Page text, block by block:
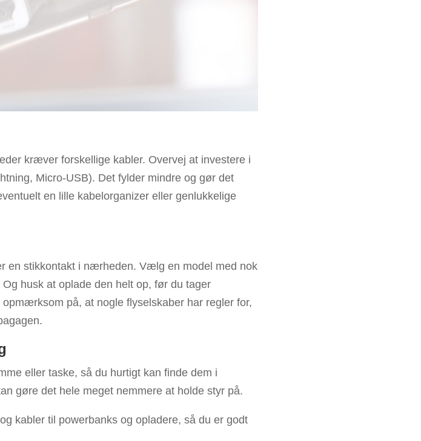
kræver forskellige kabler. Overvej at investere i
Micro-USB). Det fylder mindre og gør det
en lille kabelorganizer eller genlukkelige
en stikkontakt i nærheden. Vælg en model med nok
husk at oplade den helt op, før du tager
på, at nogle flyselskaber har regler for,
eller taske, så du hurtigt kan finde dem i
gøre det hele meget nemmere at holde styr på.
kabler til powerbanks og opladere, så du er godt